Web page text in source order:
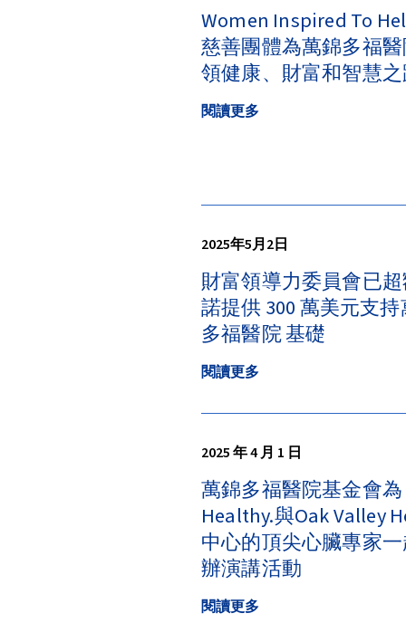
Women Inspired To
慈善團體為萬錦多福
領健康、財富和智慧
閱讀更多
2025年5月2日
財富領導力委員會已
諾提供 300 萬美元支
多福醫院 基礎
閱讀更多
2025 年 4 月 1 日
萬錦多福醫院基金會為
Healthy.與Oak Valley
中心的頂尖心臟專家
辦演講活動
閱讀更多